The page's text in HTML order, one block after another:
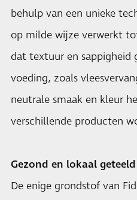
behulp van een unieke
op milde wijze verwerkt
dat textuur en sappigheid
voeding, zoals
neutrale smaak en kleur
verschillende producten
Gezond en lokaal geteeld
De enige grondstof van